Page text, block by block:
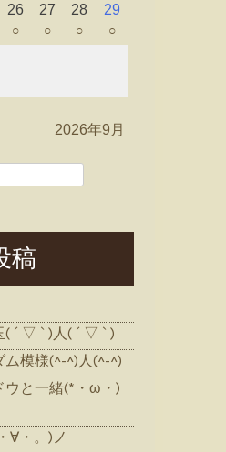
26
○
27
○
28
○
29
○
2026年9月
稿
( ´ ▽ ` )人( ´ ▽ ` )
ム模様(^-^)人(^-^)
ウと一緒(*・ω・)
∀・。)ノ